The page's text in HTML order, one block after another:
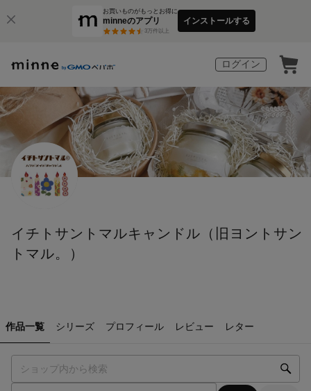
お買いものがもっとお得に
minneのアプリ
3万件以上
インストールする
ログイン
イチトサントマルキャンドル（旧ヨントサン
トマル。）
作品一覧 シリーズ プロフィール レビュー レター